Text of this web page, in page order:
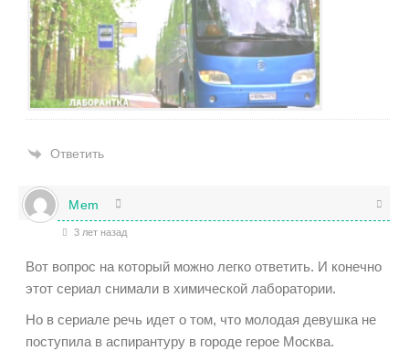
Ответить
Mem
3 лет назад
Вот вопрос на который можно легко ответить. И конечно
этот сериал снимали в химической лаборатории.
Но в сериале речь идет о том, что молодая девушка не
поступила в аспирантуру в городе герое Москва.